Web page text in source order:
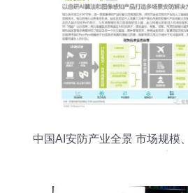
中国AI安防产业全景 市场规模